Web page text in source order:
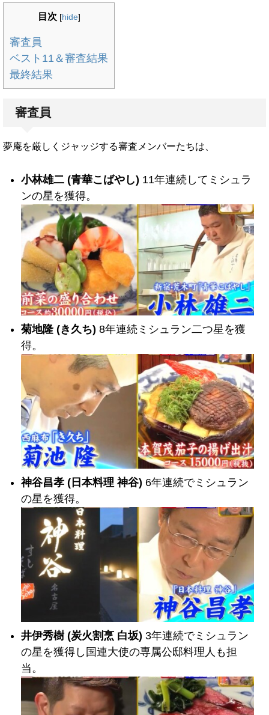
目次 [hide]
審査員
ベスト11＆審査結果
最終結果
審査員
夢庵を厳しくジャッジする審査メンバーたちは、
小林雄二 (青華こばやし) 11年連続してミシュラ
ンの星を獲得。
菊地隆 (き久ち) 8年連続ミシュラン二つ星を獲
得。
神谷昌孝 (日本料理 神谷) 6年連続でミシュラン
の星を獲得。
井伊秀樹 (炭火割烹 白坂) 3年連続でミシュラン
の星を獲得し国連大使の専属公邸料理人も担
当。